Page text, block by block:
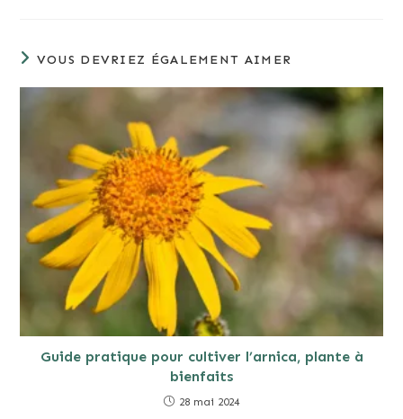
VOUS DEVRIEZ ÉGALEMENT AIMER
Guide pratique pour cultiver l’arnica, plante à
bienfaits
28 mai 2024